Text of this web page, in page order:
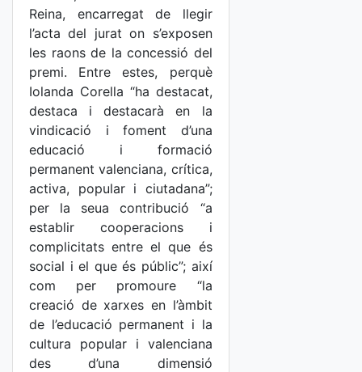
Reina, encarregat de llegir
l’acta del jurat on s’exposen
les raons de la concessió del
premi. Entre estes, perquè
Iolanda Corella “ha destacat,
destaca i destacarà en la
vindicació i foment d’una
educació i formació
permanent valenciana, crítica,
activa, popular i ciutadana”;
per la seua contribució “a
establir cooperacions i
complicitats entre el que és
social i el que és públic”; així
com per promoure “la
creació de xarxes en l’àmbit
de l’educació permanent i la
cultura popular i valenciana
des d’una dimensió